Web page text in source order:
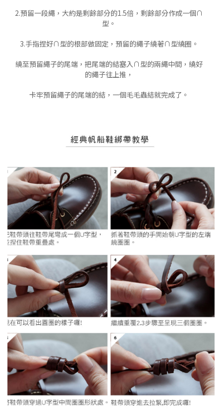
2.預留一段繩，大約是剩餘部分的1.5倍，剩餘部分作成一個∩
型。
3.手指捏好∩型的根部做固定，預留的繩子繞著∩型繞圈。
繞至預留繩子的尾端，把尾端的結塞入∩型的兩繩中間，繞好
的繩子往上推，
卡牢預留繩子的尾端的結，一個毛毛蟲結就完成了。